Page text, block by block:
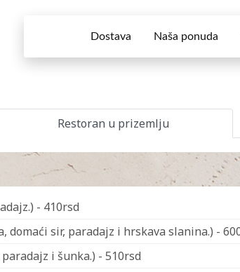
Dostava Naša ponuda
Restoran u prizemlju
- 410rsd
domaći sir, paradajz i hrskava slanina.) -
i šunka.) - 510rsd